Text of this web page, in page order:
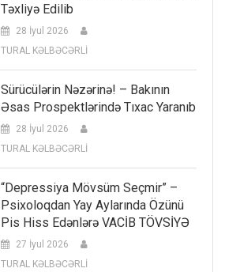
Təxliyə Edilib
28 İyul 2026
TURAL KƏLBƏCƏRLİ
Sürücülərin Nəzərinə! – Bakının
Əsas Prospektlərində Tıxac Yaranıb
28 İyul 2026
TURAL KƏLBƏCƏRLİ
“Depressiya Mövsüm Seçmir” –
Psixoloqdan Yay Aylarında Özünü
Pis Hiss Edənlərə VACİB TÖVSİYƏ
27 İyul 2026
TURAL KƏLBƏCƏRLİ